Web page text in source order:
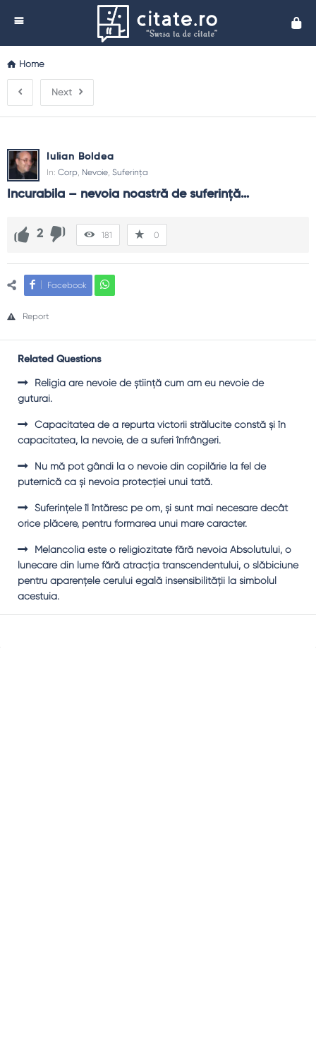
Home
Next
Iulian Boldea
In: Corp, Nevoie, Suferința
Incurabila – nevoia noastră de suferință…
2 181 0
Facebook
Report
Related Questions
Religia are nevoie de ştiinţă cum am eu nevoie de
guturai.
Capacitatea de a repurta victorii strălucite constă şi în
capacitatea, la nevoie, de a suferi înfrângeri.
Nu mă pot gândi la o nevoie din copilărie la fel de
puternică ca şi nevoia protecţiei unui tată.
Suferinţele îl întăresc pe om, şi sunt mai necesare decât
orice plăcere, pentru formarea unui mare caracter.
Melancolia este o religiozitate fără nevoia Absolutului, o
lunecare din lume fără atracţia transcendentului, o slăbiciune
pentru aparenţele cerului egală insensibilităţii la simbolul
acestuia.